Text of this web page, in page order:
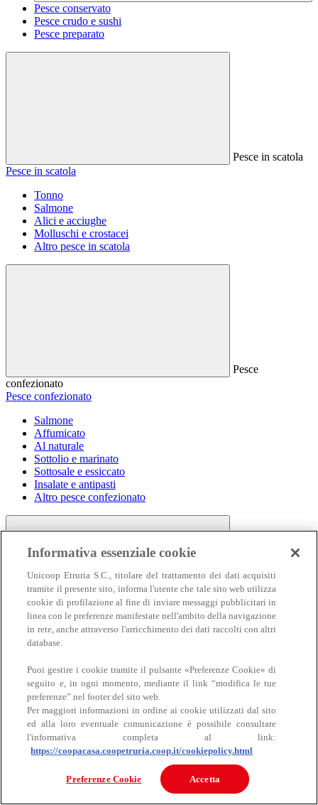
Pesce conservato
Pesce crudo e sushi
Pesce preparato
Pesce in scatola
Pesce in scatola
Tonno
Salmone
Alici e acciughe
Molluschi e crostacei
Altro pesce in scatola
Pesce
confezionato
Pesce confezionato
Salmone
Affumicato
Al naturale
Sottolio e marinato
Sottosale e essiccato
Insalate e antipasti
Altro pesce confezionato
Carne
Carne
Bovino
Informativa essenziale cookie
Unicoop Etruria S.C., titolare del trattamento dei dati acquisiti
tramite il presente sito, informa l'utente che tale sito web utilizza
cookie di profilazione al fine di inviare messaggi pubblicitari in
linea con le preferenze manifestate nell'ambito della navigazione
in rete, anche attraverso l'arricchimento dei dati raccolti con altri
database.
Puoi gestire i cookie tramite il pulsante «Preferenze Cookie» di
seguito e, in ogni momento, mediante il link “modifica le tue
preferenze” nel footer del sito web.
Per maggiori informazioni in ordine ai cookie utilizzati dal sito
ed alla loro eventuale comunicazione è possibile consultare
l'informativa completa al link:
https://coopacasa.coopetruria.coop.it/cookiepolicy.html
Preferenze Cookie Accetta